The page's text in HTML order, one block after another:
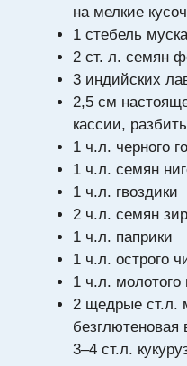
на мелкие
1 стебель
2 ст. л. семян
3 индийских
2,5 см
кассии,
1 ч.л. черного
1 ч.л. семян
1 ч.л. гвоздики
2 ч.л. семян
1 ч.л. паприки
1 ч.л. острого
1 ч.л.
2 щедрые ст.л.
3–4 ст.л.